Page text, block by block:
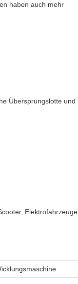
haben auch mehr
Übersprungslotte und
Elektrofahrzeuge,